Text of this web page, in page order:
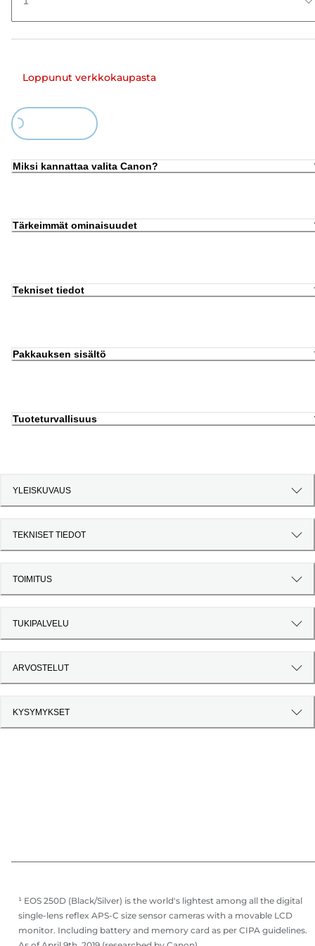
Loppunut verkkokaupasta
Loading...
Miksi kannattaa valita Canon?
Tärkeimmät ominaisuudet
Tekniset tiedot
Pakkauksen sisältö
Tuoteturvallisuus
YLEISKUVAUS
TEKNISET TIEDOT
TOIMITUS
TUKIPALVELU
ARVOSTELUT
KYSYMYKSET
¹ EOS 250D (Black/Silver) is the world's lightest among all the digital
single-lens reflex APS-C size sensor cameras with a movable LCD
monitor. Including battery and memory card as per CIPA guidelines.